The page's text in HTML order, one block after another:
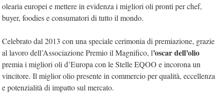
olearia europei e mettere in evidenza i migliori oli pronti per chef,
buyer, foodies e consumatori di tutto il mondo.
Celebrato dal 2013 con una speciale cerimonia di premiazione, grazie
al lavoro dell’Associazione Premio il Magnifico, l’oscar dell’olio
premia i migliori oli d’Europa con le Stelle EQOO e incorona un
vincitore. Il miglior olio presente in commercio per qualità, eccellenza
e potenzialità di impatto sul mercato.